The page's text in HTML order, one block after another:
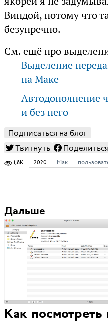
Виндой, потому что
безупречно.
См. ещё про
Выделение
на Маке
Автодополнение
и без него
Подписаться на блог
Твитнуть
Поделиться
1,8K 2020 Мак
Дальше
Как посмотреть